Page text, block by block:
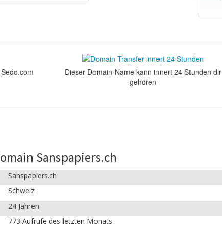
Dieser Domain-Name kann innert 24 Stunden dir
gehören
Sanspapiers.ch
Sanspapiers.ch
Schweiz
24 Jahren
773 Aufrufe des letzten Monats